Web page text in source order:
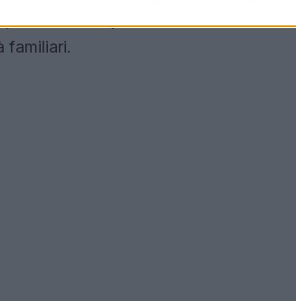
il loro potenziale senza sentirsi
familiari.